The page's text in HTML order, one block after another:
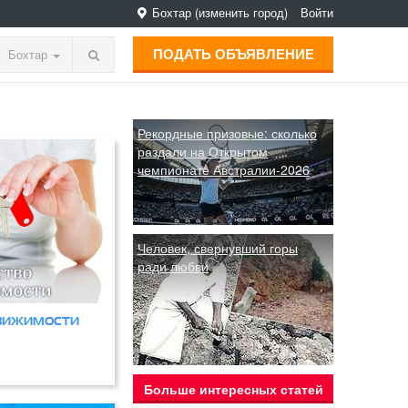
Бохтар (изменить город) Войти
Бохтар ПОДАТЬ ОБЪЯВЛЕНИЕ
Рекордные призовые: сколько
раздали на Открытом
чемпионате Австралии-2026
Человек, свернувший горы
ради любви
Больше интересных статей